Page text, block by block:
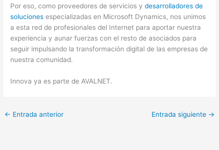
Por eso, como proveedores de servicios ydesarrolladores de
soluciones especializadas en Microsoft Dynamics, nos unimos
a esta red de profesionales del Internet para aportar nuestra
experiencia y aunar fuerzas con el resto de asociados para
seguir impulsando la transformación digital de las empresas de
nuestra comunidad.
Innova ya es parte de AVALNET.
← Entrada anterior Entrada siguiente →